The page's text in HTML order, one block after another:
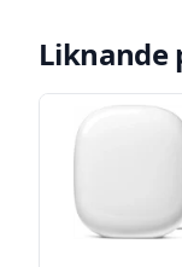
Liknande